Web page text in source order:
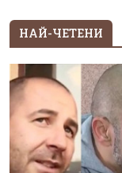
НАЙ-ЧЕТЕНИ